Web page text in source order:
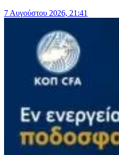
7 Αυγούστου 2026, 21:41